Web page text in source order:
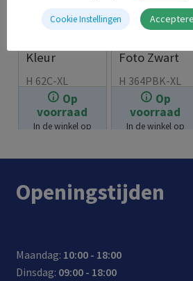
Op
voorraad
In de winkel op
Second Life
Kleur
22.99
H 62C-XL
Op
voorraad
In de winkel op
Second Life
Foto Zwart
7.99
H 364PBK-XL
Openingstijden
Maandag: 10:00 - 18:00
Dinsdag: 09:00 - 18:00
Cookie Instellingen